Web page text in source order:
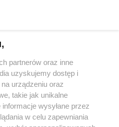
nie może być powielany i
w jakikolwiek sposób (w
na jakimkolwiek polu
włącznie z umieszczaniem w
praw. Jakiekolwiek użycie lub
w części z naruszeniem prawa,
pod groźbą kary i może być
partnerów oraz inne
uzyskujemy dostęp i
urządzeniu oraz
takie jak unikalne
wysyłane przez
w celu zapewniania